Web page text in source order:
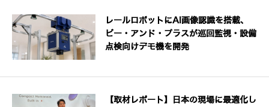
レールロボットにAI画像認識を搭載、
ビー・アンド・プラスが巡回監視・設備
点検向けデモ機を開発
【取材レポート】日本の現場に最適化し